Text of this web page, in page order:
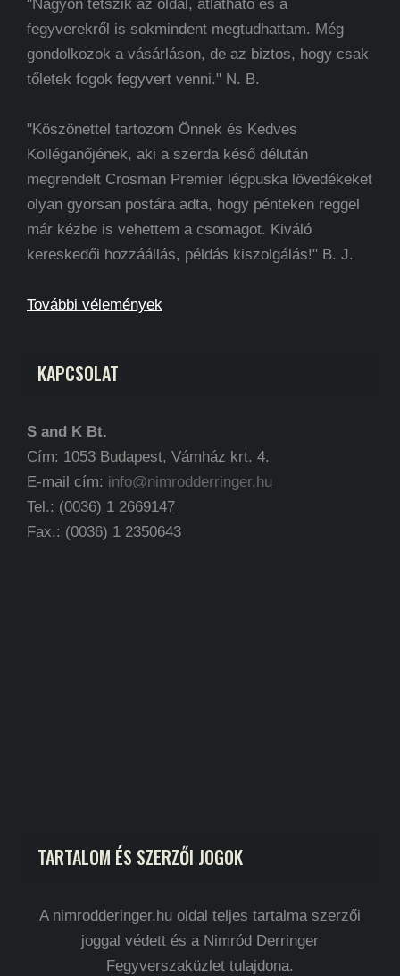
"Nagyon tetszik az oldal, átlátható és a
fegyverekről is sokmindent megtudhattam. Még
gondolkozok a vásárláson, de az biztos, hogy csak
tőletek fogok fegyvert venni." N. B.
"Köszönettel tartozom Önnek és Kedves
Kolléganőjének, aki a szerda késő délután
megrendelt Crosman Premier légpuska lövedékeket
olyan gyorsan postára adta, hogy pénteken reggel
már kézbe is vehettem a csomagot. Kiváló
kereskedői hozzáállás, példás kiszolgálás!" B. J.
További vélemények
KAPCSOLAT
S and K Bt.
Cím: 1053 Budapest, Vámház krt. 4.
E-mail cím: info@nimrodderringer.hu
Tel.: (0036) 1 2669147
Fax.: (0036) 1 2350643
TARTALOM ÉS SZERZŐI JOGOK
A nimrodderinger.hu oldal teljes tartalma szerzői
joggal védett és a Nimród Derringer
Fegyverszaküzlet tulajdona.